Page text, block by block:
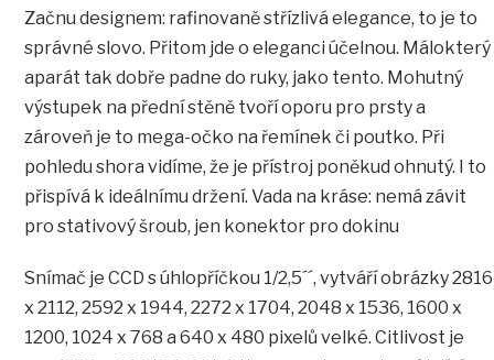
Začnu designem: rafinovaně střízlivá elegance, to je to
správné slovo. Přitom jde o eleganci účelnou. Málokterý
aparát tak dobře padne do ruky, jako tento. Mohutný
výstupek na přední stěně tvoří oporu pro prsty a
zároveň je to mega-očko na řemínek či poutko. Při
pohledu shora vidíme, že je přístroj poněkud ohnutý. I to
přispívá k ideálnímu držení. Vada na kráse: nemá závit
pro stativový šroub, jen konektor pro dokinu
Snímač je CCD s úhlopříčkou 1/2,5´´, vytváří obrázky 2816
x 2112, 2592 x 1944, 2272 x 1704, 2048 x 1536, 1600 x
1200, 1024 x 768 a 640 x 480 pixelů velké. Citlivost je